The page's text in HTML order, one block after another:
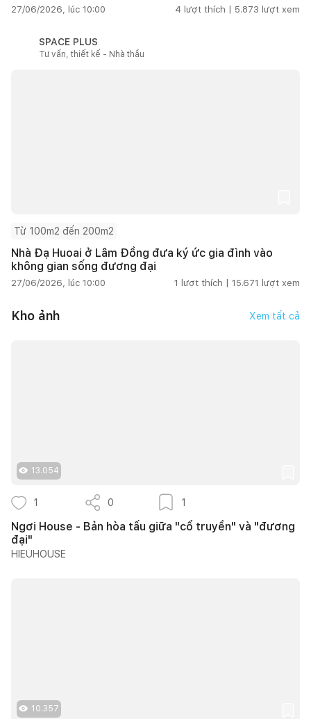
27/06/2026, lúc 10:00 4 lượt thích | 5.873 lượt xem
SPACE PLUS
Tư vấn, thiết kế - Nhà thầu
Từ 100m2 đến 200m2
Nhà Đạ Huoai ở Lâm Đồng đưa ký ức gia đình vào
không gian sống đương đại
27/06/2026, lúc 10:00 1 lượt thích | 15.671 lượt xem
Kho ảnh Xem tất cả
13.054
1 0 1
Ngơi House - Bản hòa tấu giữa "cổ truyền" và "đương
đại"
HIEUHOUSE
10.357